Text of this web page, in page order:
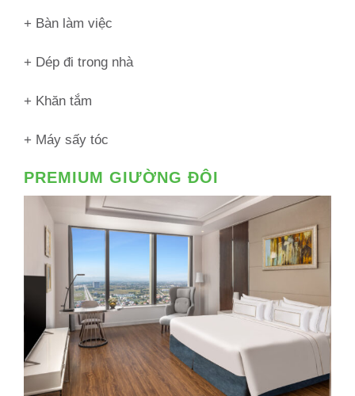
+ Bàn làm việc
+ Dép đi trong nhà
+ Khăn tắm
+ Máy sấy tóc
PREMIUM GIƯỜNG ĐÔI